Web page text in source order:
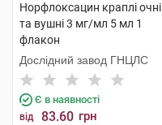
Норфлоксацин краплі очні
та вушні 3 мг/мл 5 мл 1
флакон
Дослідний завод ГНЦЛС
Є в наявності
від 83.60 грн